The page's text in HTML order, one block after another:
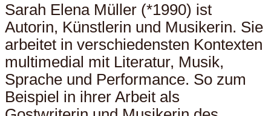
Sarah Elena Müller (*1990) ist
Autorin, Künstlerin und Musikerin. Sie
arbeitet in verschiedensten Kontexten
multimedial mit Literatur, Musik,
Sprache und Performance. So zum
Beispiel in ihrer Arbeit als